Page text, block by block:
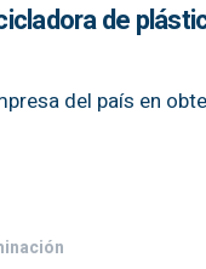
de
del país en